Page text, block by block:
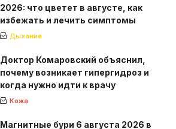
2026: что цветет в августе, как
избежать и лечить симптомы
Дыхание
Доктор Комаровский объяснил,
почему возникает гипергидроз и
когда нужно идти к врачу
Кожа
Магнитные бури 6 августа 2026 в